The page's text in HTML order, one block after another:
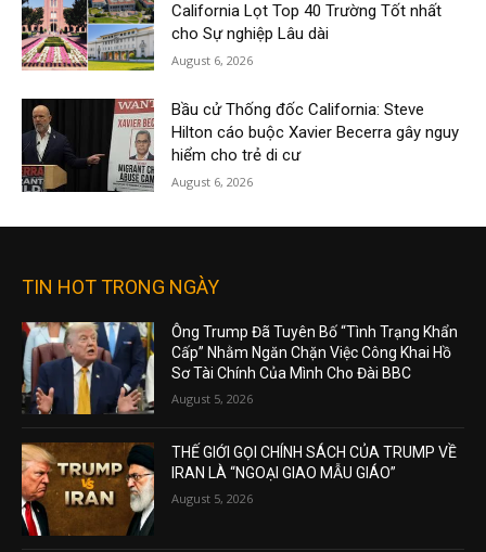
California Lọt Top 40 Trường Tốt nhất
cho Sự nghiệp Lâu dài
August 6, 2026
Bầu cử Thống đốc California: Steve
Hilton cáo buộc Xavier Becerra gây nguy
hiểm cho trẻ di cư
August 6, 2026
TIN HOT TRONG NGÀY
Ông Trump Đã Tuyên Bố “Tình Trạng Khẩn
Cấp” Nhằm Ngăn Chặn Việc Công Khai Hồ
Sơ Tài Chính Của Mình Cho Đài BBC
August 5, 2026
THẾ GIỚI GỌI CHÍNH SÁCH CỦA TRUMP VỀ
IRAN LÀ “NGOẠI GIAO MẪU GIÁO”
August 5, 2026